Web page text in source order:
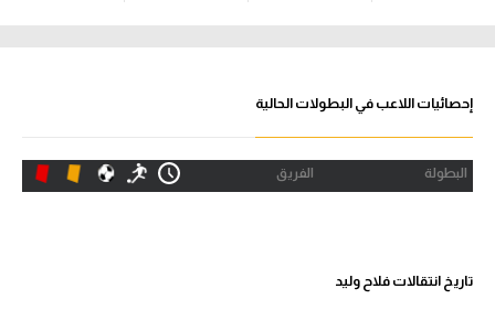
الدوري المصري
الدوري الإنجليزي الممتاز
الدوري الإيطالي
إحصائيات اللاعب في البطولات الحالية
البطولة الفريق
تاريخ انتقالات فلاح وليد